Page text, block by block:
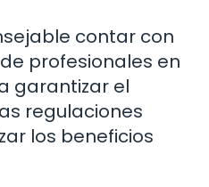
contar con
profesionales en
garantizar el
regulaciones
los beneficios